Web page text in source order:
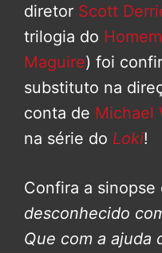
diretor Scott
trilogia do
Maguire) foi
substituto na
conta de Michael
na série do Loki!
Confira a sinopse
desconhecido
Que com a ajuda